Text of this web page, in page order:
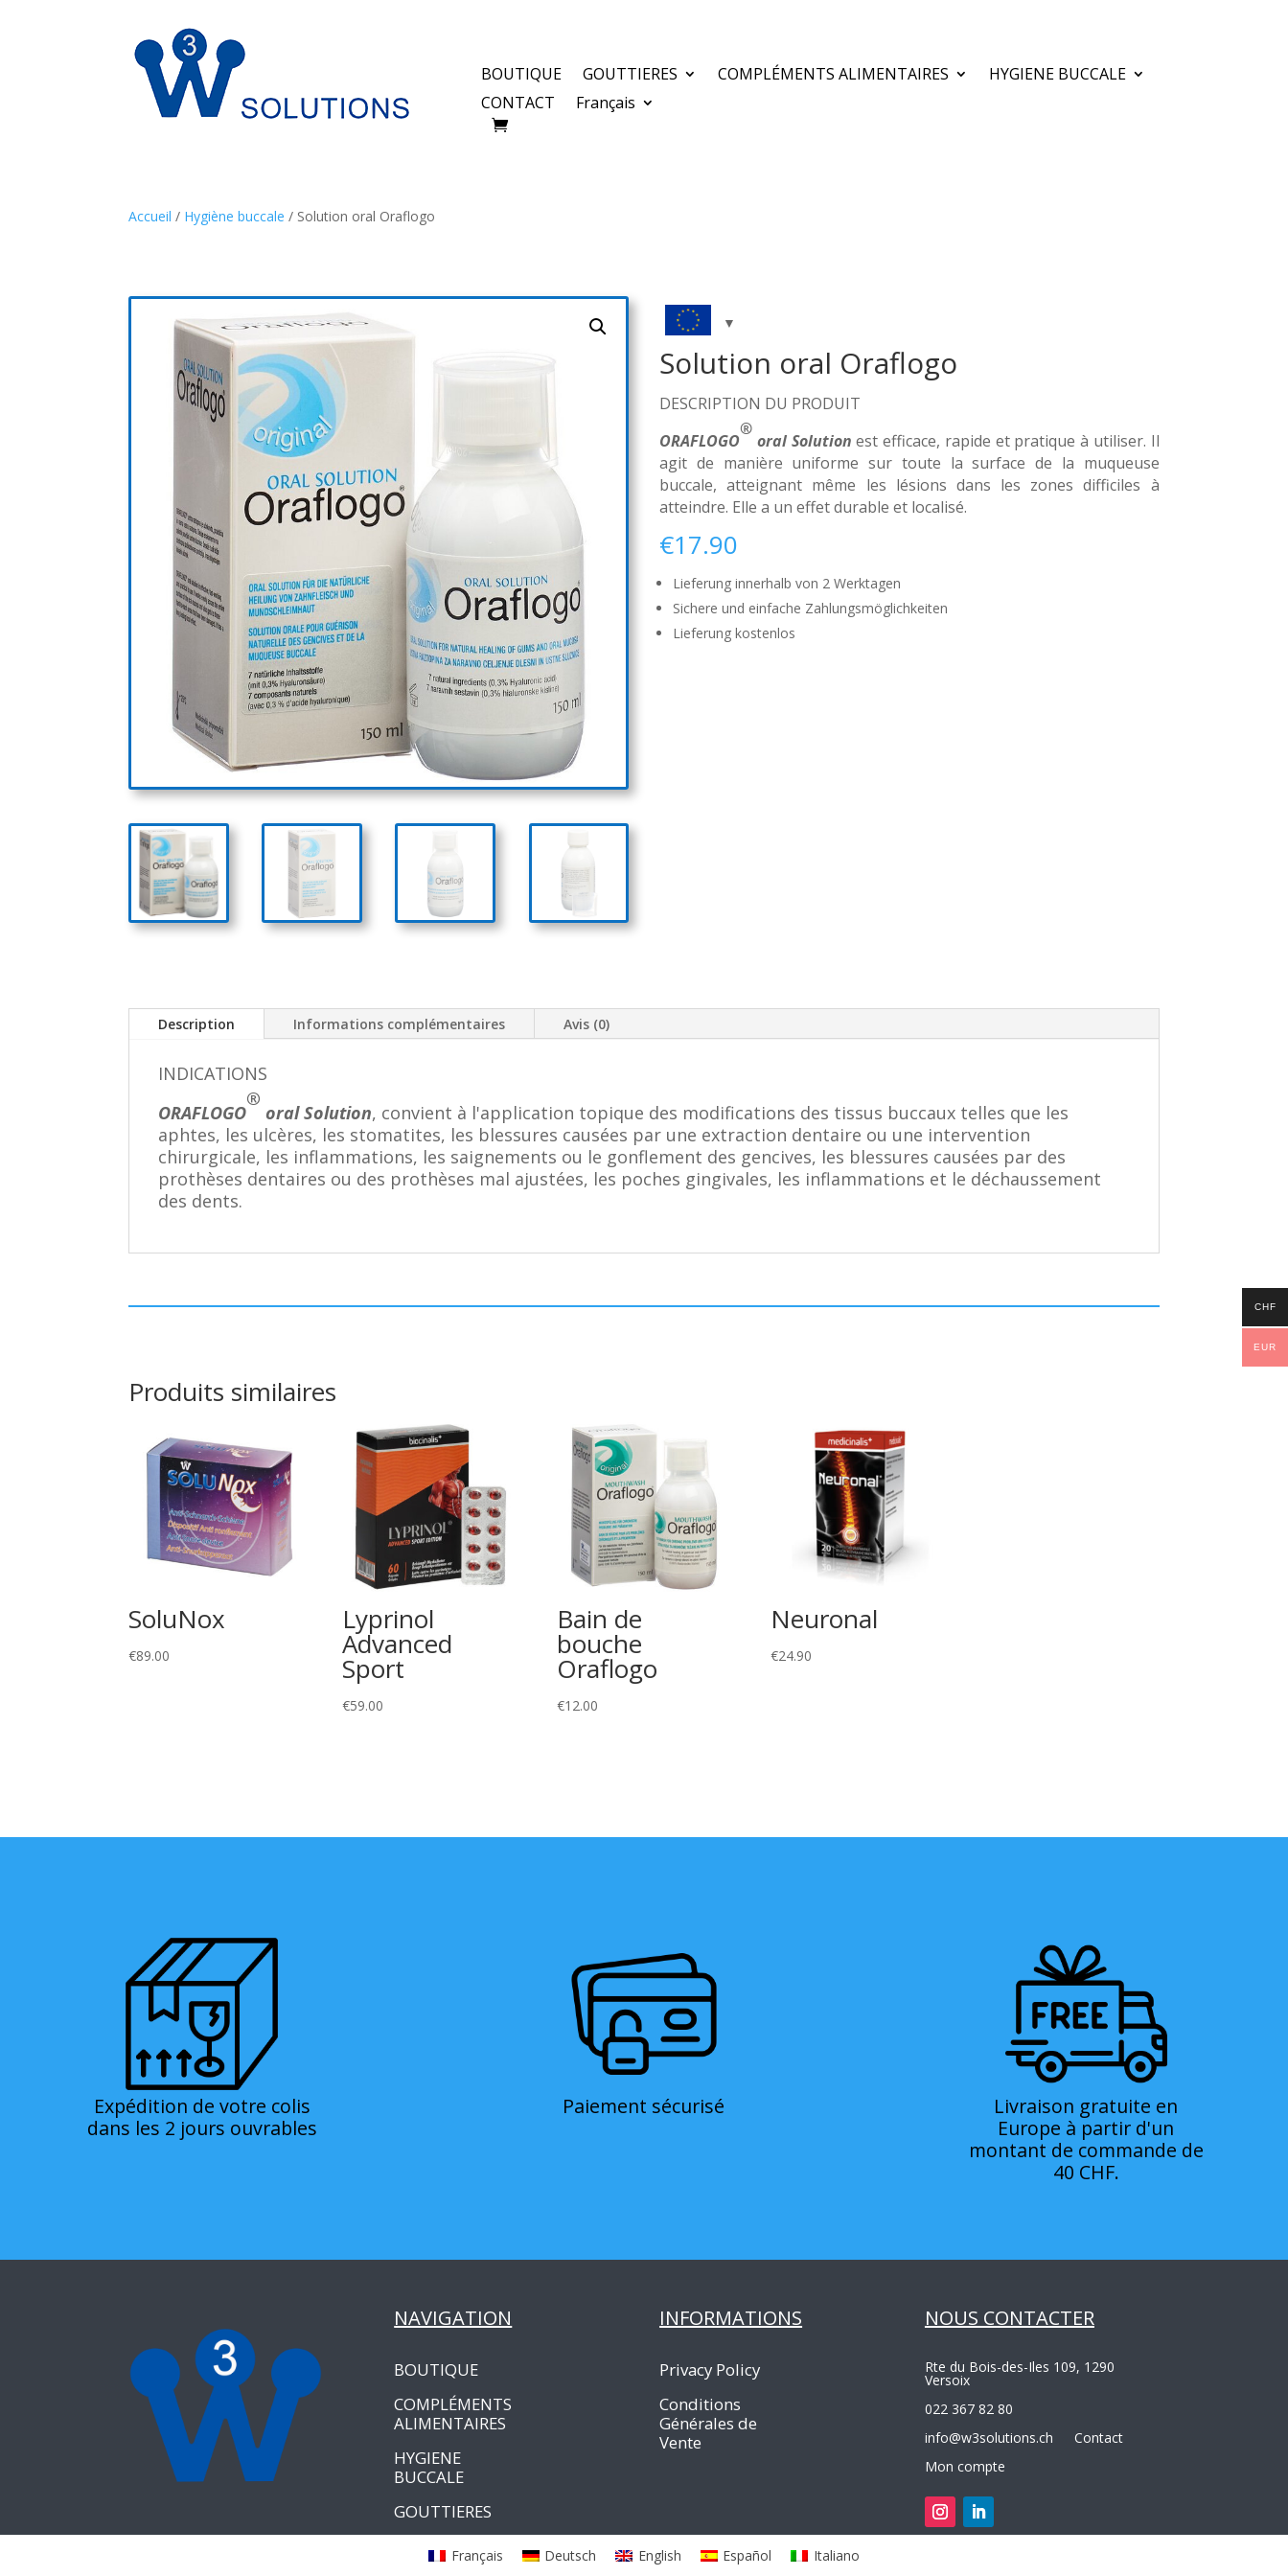
BOUTIQUE GOUTTIERES COMPLÉMENTS ALIMENTAIRES
HYGIENE BUCCALE
CONTACT
Français
Accueil / Hygiène buccale / Solution oral Oraflogo
Solution oral Oraflogo
DESCRIPTION DU PRODUIT
ORAFLOGO
®
oral Solution est efficace, rapide et pratique à utiliser. Il
agit de manière uniforme sur toute la surface de la muqueuse
buccale, atteignant même les lésions dans les zones difficiles à
atteindre. Elle a un effet durable et localisé.
€17.90
Lieferung innerhalb von 2 Werktagen
Sichere und einfache Zahlungsmöglichkeiten
Lieferung kostenlos
Description Informations complémentaires Avis (0)
INDICATIONS
ORAFLOGO
®
oral Solution, convient à l'application topique des modifications des tissus buccaux telles que les
aphtes, les ulcères, les stomatites, les blessures causées par une extraction dentaire ou une intervention
chirurgicale, les inflammations, les saignements ou le gonflement des gencives, les blessures causées par des
prothèses dentaires ou des prothèses mal ajustées, les poches gingivales, les inflammations et le déchaussement
des dents.
Produits similaires
SoluNox
€89.00
Lyprinol
Advanced
Sport
€59.00
Bain de
bouche
Oraflogo
€12.00
Neuronal
€24.90
Expédition de votre colis
dans les 2 jours ouvrables
Paiement sécurisé
Livraison gratuite en
Europe à partir d'un
montant de commande de
40 CHF.
NAVIGATION
BOUTIQUE
COMPLÉMENTS
ALIMENTAIRES
HYGIENE
BUCCALE
GOUTTIERES
INFORMATIONS
Privacy Policy
Conditions
Générales de
Vente
NOUS CONTACTER
Rte du Bois-des-Iles 109, 1290
Versoix
022 367 82 80
info@w3solutions.ch
Contact
Mon compte
CHF
EUR
Français Deutsch English Español Italiano